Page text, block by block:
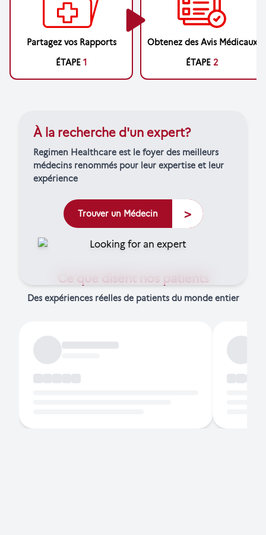
Partagez vos Rapports
ÉTAPE 1
Obtenez des Avis Médicaux
ÉTAPE 2
À la recherche d'un expert?
Regimen Healthcare est le foyer des meilleurs
médecins renommés pour leur expertise et leur
expérience
Trouver un Médecin >
Ce que disent nos patients
Des expériences réelles de patients du monde entier